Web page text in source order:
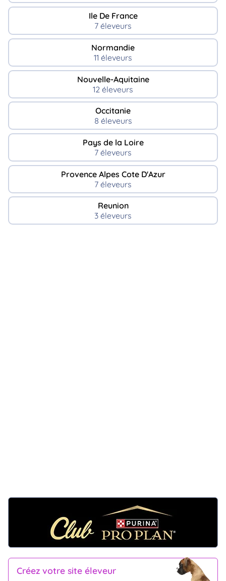
Ile De France
7 éleveurs
Normandie
11 éleveurs
Nouvelle-Aquitaine
12 éleveurs
Occitanie
8 éleveurs
Pays de la Loire
7 éleveurs
Provence Alpes Cote D'Azur
7 éleveurs
Reunion
3 éleveurs
Créez votre site éleveur